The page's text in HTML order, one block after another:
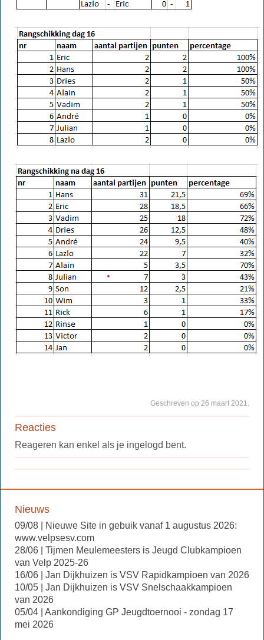
Geschreven op 26 maart 2021.
Reacties
Reageren kan enkel als je ingelogd bent.
Nieuws
09/08 | Nieuwe Site in gebuik vanaf 1 augustus 2026:
www.velpsesv.com
28/06 | Tijmen Meulemeesters is Jeugd Clubkampioen
van Velp 2025-26
16/06 | Jan Dijkhuizen is VSV Rapidkampioen van 2026
10/05 | Jan Dijkhuizen is VSV Snelschaakkampioen
van 2026
05/04 | Aankondiging GP Jeugdtoernooi - zondag 17
mei 2026